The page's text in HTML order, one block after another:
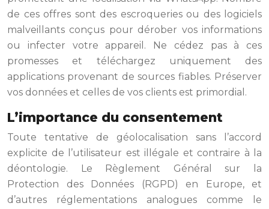
de ces offres sont des escroqueries ou des logiciels
malveillants conçus pour dérober vos informations
ou infecter votre appareil. Ne cédez pas à ces
promesses et téléchargez uniquement des
applications provenant de sources fiables. Préserver
vos données et celles de vos clients est primordial.
L’importance du consentement
Toute tentative de géolocalisation sans l’accord
explicite de l’utilisateur est illégale et contraire à la
déontologie. Le Règlement Général sur la
Protection des Données (RGPD) en Europe, et
d’autres réglementations analogues comme le